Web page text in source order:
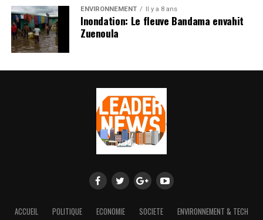
ENVIRONNEMENT Il y a 8 ans
Inondation: Le fleuve Bandama envahit
Zuenoula
ACCUEIL POLITIQUE ECONOMIE SOCIETE ENVIRONNEMENT & TECH